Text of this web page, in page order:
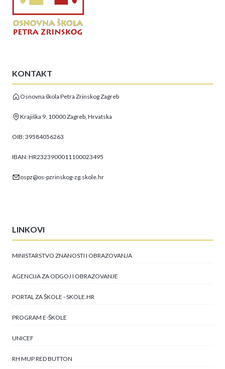
KONTAKT
Osnovna škola Petra Zrinskog Zagreb
Krajiška 9, 10000 Zagreb, Hrvatska
OIB: 39584056263
IBAN: HR2323900011100023495
ospz@os-pzrinskog-zg.skole.hr
LINKOVI
MINISTARSTVO ZNANOSTI I OBRAZOVANJA
AGENCIJA ZA ODGOJ I OBRAZOVANJE
PORTAL ZA ŠKOLE - SKOLE.HR
PROGRAM E-ŠKOLE
UNICEF
RH MUP RED BUTTON